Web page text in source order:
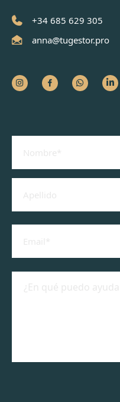
+34 685 629 305
anna@tugestor.pro